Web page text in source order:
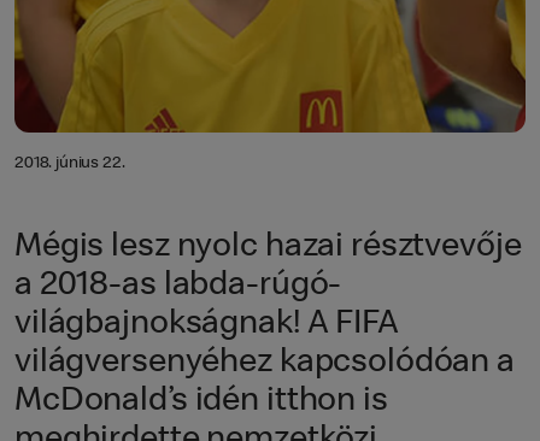
2018. június 22.
Mégis lesz nyolc hazai résztvevője
a 2018-as labda-rúgó-
világbajnokságnak! A FIFA
világversenyéhez kapcsolódóan a
McDonald’s idén itthon is